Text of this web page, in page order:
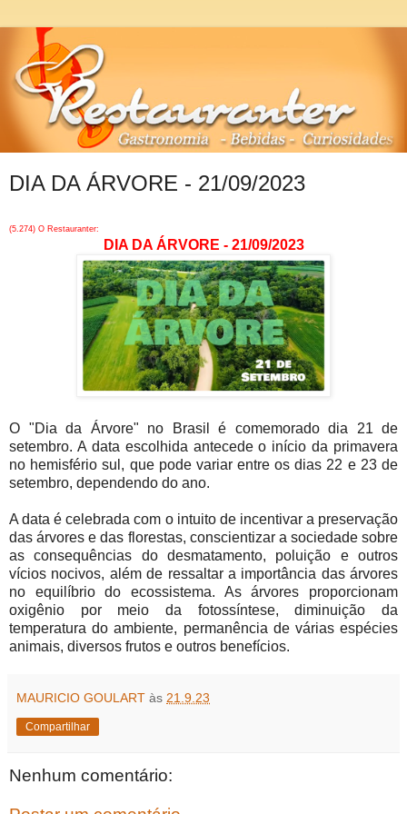
DIA DA ÁRVORE - 21/09/2023
(5.274) O Restauranter:
DIA DA ÁRVORE - 21/09/2023
O "Dia da Árvore" no Brasil é comemorado dia 21 de
setembro. A data escolhida antecede o início da primavera
no hemisfério sul, que pode variar entre os dias 22 e 23 de
setembro, dependendo do ano.
A data é celebrada com o intuito de incentivar a preservação
das árvores e das florestas, conscientizar a sociedade sobre
as consequências do desmatamento, poluição e outros
vícios nocivos, além de ressaltar a importância das árvores
no equilíbrio do ecossistema. As árvores proporcionam
oxigênio por meio da fotossíntese, diminuição da
temperatura do ambiente, permanência de várias espécies
animais, diversos frutos e outros benefícios.
MAURICIO GOULART às 21.9.23
Compartilhar
Nenhum comentário: